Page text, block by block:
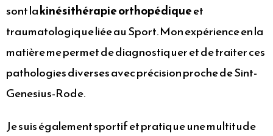
sont lakinésithérapie orthopédiqueet
traumatologique liée au Sport. Mon expérience en la
matière me permet de diagnostiquer et de traiter ces
pathologies diverses avec précision proche de Sint-
Genesius-Rode.
Je suis également sportif et pratique une multitude